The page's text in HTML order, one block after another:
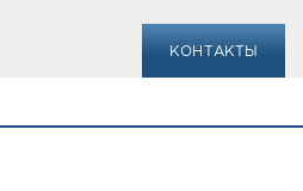
КОНТАКТЫ